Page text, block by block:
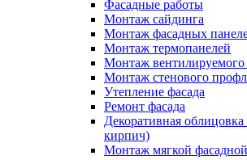
Фасадные работы
Монтаж сайдинга
Монтаж фасадных
Монтаж термопанелей
Монтаж вентилируемого
Монтаж стенового
Утепление фасада
Ремонт фасада
Декоративная облицовка
кирпич)
Монтаж мягкой